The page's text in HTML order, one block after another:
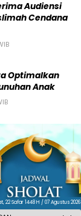
Audiensi
Cendana
Optimalkan
Anak
22 Safar 1448 H / 07 Agustus 2026